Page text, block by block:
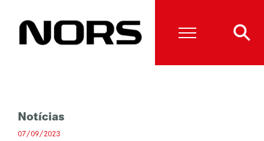
Notícias
07/09/2023